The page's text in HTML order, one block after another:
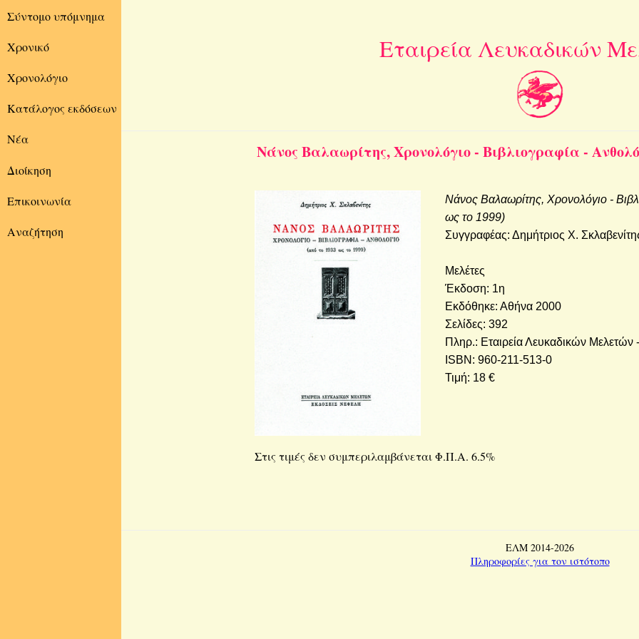
Σύντομο υπόμνημα
Χρονικό
Χρονολόγιο
Κατάλογος εκδόσεων
Νέα
Διοίκηση
Επικοινωνία
Αναζήτηση
Εταιρεία Λευκαδικών
Νάνος Βα­λα­ω­ρί­της, Χρο­νο­λό­γιο - Βι­βλιο­γρα­φία -
Νάνος Βα­λα­ω­ρί­της, Χρο­νο­λό­γιο -
ως το 1999)
Συγ­γρα­φέ­ας: Δη­μή­τριος Χ.
Με­λέ­τες
Έκ­δο­ση: 1η
Εκ­δό­θη­κε: Αθήνα 2000
Σε­λί­δες: 392
Πληρ.: Εται­ρεία Λευ­κα­δι­κών Με­λε­τών
ISBN: 960-211-513-0
Τιμή: 18 €
Στις τιμές δεν συ­μπε­ρι­λαμ­βά­νε­ται Φ.Π.Α. 6.5%
ΕΛΜ 2014-2026
Πληροφορίες για τον ιστότοπο